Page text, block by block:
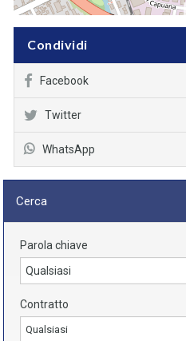
Condividi
Facebook
Twitter
WhatsApp
Cerca
Parola chiave
Contratto
Qualsiasi